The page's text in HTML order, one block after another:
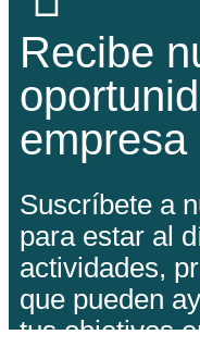
Recibe
empresa
Suscríbete a
para estar al
actividades,
que pueden
tus objetivos